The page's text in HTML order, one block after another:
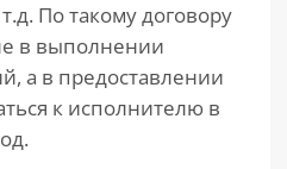
По такому договору
в выполнении
а в предоставлении
к исполнителю в